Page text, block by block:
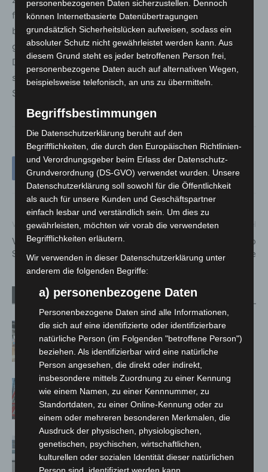
fungieren. Mehrere von Ihnen können eine feste Kette
bilden oder lösen, ganz wie die Eigenschaften eines
guten Mitgliedes der Johanniter.“ Auch Superintendent
Dirk Jonas hatte ein Präsent mitgebracht: einen
selbstgebastelten Rettungswagen und für seine
Sammlung bunte Socken.
Vorheriger Artikel
Vollsperrung für die Münchner
Straße
Nächster Artikel
Koloniale Spuren: Erlebnis-Zoo
Hannover präsentiert Studie
Verwandte Artikel Mehr vom Autor
Kunst trifft Weingenuss: Barbara-
Susann Mehring zeigt ihre Werke im
Jacques’ Wein-Depot Isernhagen
A2: Zweite Turbobaustelle startet
zwischen Hannover-West und
Bothfeld
Niedersachsen: Feuerwehrkräfte
kehren nach Waldbrandeinsatz aus
Spanien zurück
personenbezogenen Daten sicherzustellen. Dennoch
können Internetbasierte Datenübertragungen
grundsätzlich Sicherheitslücken aufweisen, sodass ein
absoluter Schutz nicht gewährleistet werden kann. Aus
diesem Grund steht es jeder betroffenen Person frei,
personenbezogene Daten auch auf alternativen Wegen,
beispielsweise telefonisch, an uns zu übermitteln.
Begriffsbestimmungen
Die Datenschutzerklärung beruht auf den
Begrifflichkeiten, die durch den Europäischen Richtlinien-
und Verordnungsgeber beim Erlass der Datenschutz-
Grundverordnung (DS-GVO) verwendet wurden. Unsere
Datenschutzerklärung soll sowohl für die Öffentlichkeit
als auch für unsere Kunden und Geschäftspartner
einfach lesbar und verständlich sein. Um dies zu
gewährleisten, möchten wir vorab die verwendeten
Begrifflichkeiten erläutern.
Wir verwenden in dieser Datenschutzerklärung unter
anderem die folgenden Begriffe:
a) personenbezogene Daten
Personenbezogene Daten sind alle Informationen,
die sich auf eine identifizierte oder identifizierbare
natürliche Person (im Folgenden "betroffene Person")
beziehen. Als identifizierbar wird eine natürliche
Person angesehen, die direkt oder indirekt,
insbesondere mittels Zuordnung zu einer Kennung
wie einem Namen, zu einer Kennnummer, zu
Standortdaten, zu einer Online-Kennung oder zu
einem oder mehreren besonderen Merkmalen, die
Ausdruck der physischen, physiologischen,
genetischen, psychischen, wirtschaftlichen,
kulturellen oder sozialen Identität dieser natürlichen